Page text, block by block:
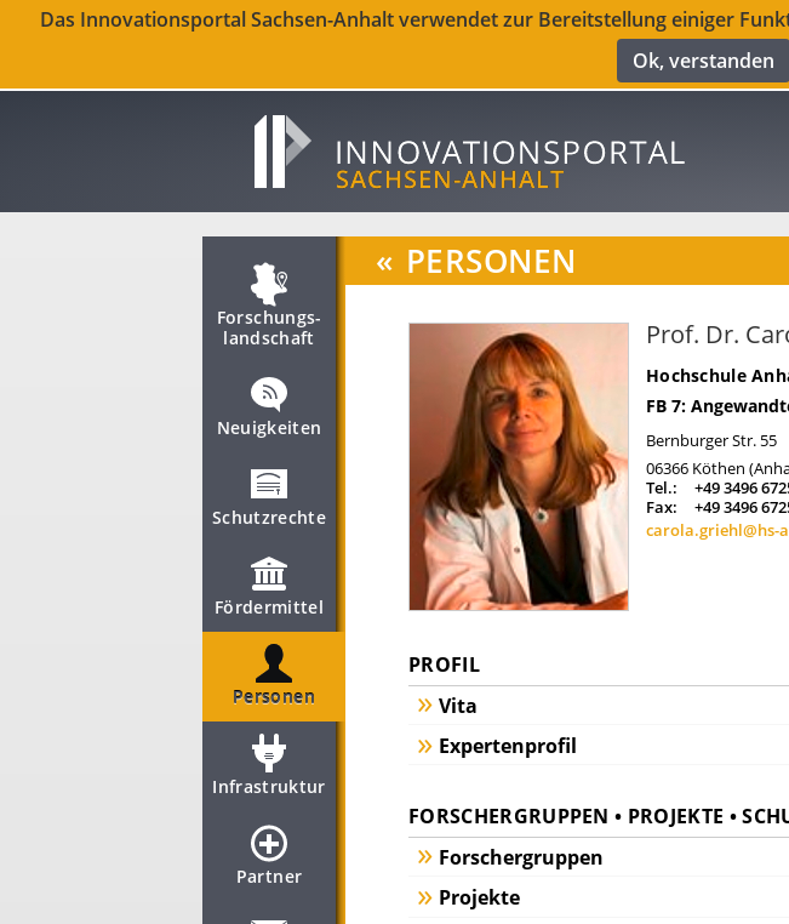
Das Innovationsportal Sachsen-Anhalt verwendet zur Bereitstellung einiger
Ok, verstanden
Forschungs­
landschaft
Neuigkeiten
Schutzrechte
Fördermittel
Personen
Infrastruktur
Partner
« PERSONEN
Prof. Dr.
Hochschule
FB 7:
Bernburger Str. 55
06366 Köthen
Tel.:
+49 3496
Fax:
+49 3496
carola.griehl@hs-
PROFIL
Vita
Expertenprofil
FORSCHERGRUPPEN • PROJEKTE •
Forschergruppen
Projekte